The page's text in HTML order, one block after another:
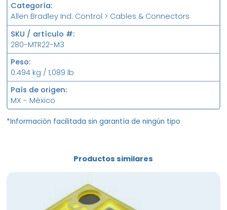
Categoría
Allen Bradley Ind. Control > Cables & Connectors
SKU / artículo #
280-MTR22-M3
Peso
0.494 kg / 1,089 lb
País de origen
MX - México
*Información facilitada sin garantía de ningún tipo
Productos similares